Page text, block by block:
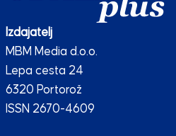
Izdajatelj
MBM Media d.o.o.
Lepa cesta 24
6320 Portorož
ISSN 2670-4609